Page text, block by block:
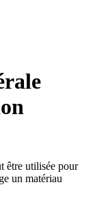
être utilisée pour
un matériau